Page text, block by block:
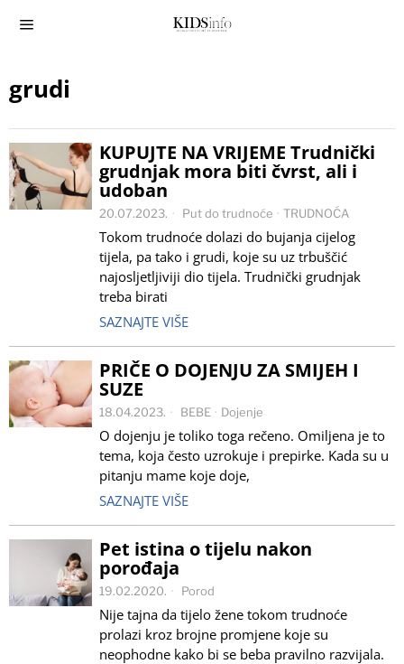
grudi
KUPUJTE NA VRIJEME Trudnički
grudnjak mora biti čvrst, ali i
udoban
20.07.2023. Put do trudnoće · TRUDNOĆA
Tokom trudnoće dolazi do bujanja cijelog
tijela, pa tako i grudi, koje su uz trbuščić
najosljetljiviji dio tijela. Trudnički grudnjak
treba birati
SAZNAJTE VIŠE
PRIČE O DOJENJU ZA SMIJEH I
SUZE
18.04.2023. BEBE · Dojenje
O dojenju je toliko toga rečeno. Omiljena je to
tema, koja često uzrokuje i prepirke. Kada su u
pitanju mame koje doje,
SAZNAJTE VIŠE
Pet istina o tijelu nakon
porođaja
19.02.2020. Porod
Nije tajna da tijelo žene tokom trudnoće
prolazi kroz brojne promjene koje su
neophodne kako bi se beba pravilno razvijala.